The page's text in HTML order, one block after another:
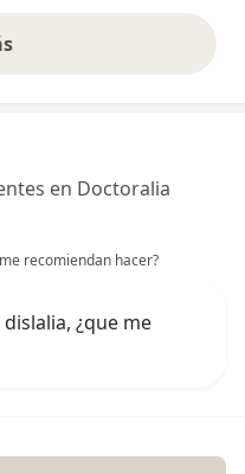
anteriores
en Doctoralia
recomiendan hacer?
¿que me